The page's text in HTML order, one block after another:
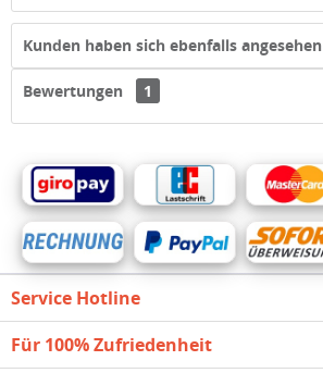
Kunden haben sich ebenfalls angesehen
Bewertungen 1
Service Hotline
Für 100% Zufriedenheit